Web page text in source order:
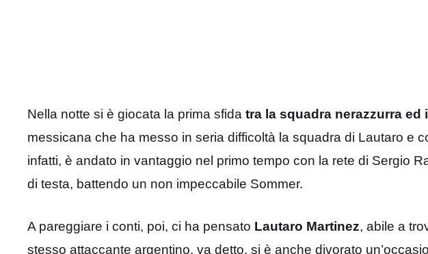
Nella notte si è giocata la prima sfida tra la squadra nerazzurra ed
messicana che ha messo in seria difficoltà la squadra di Lautaro e
infatti, è andato in vantaggio nel primo tempo con la rete di Sergio
di testa, battendo un non impeccabile Sommer.
A pareggiare i conti, poi, ci ha pensato Lautaro Martinez, abile a
stesso attaccante argentino, va detto, si è anche divorato